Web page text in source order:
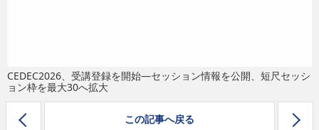
CEDEC2026、受講登録を開始—セッション情報を公開、短尺セッシ
ョン枠を最大30へ拡大
この記事へ戻る